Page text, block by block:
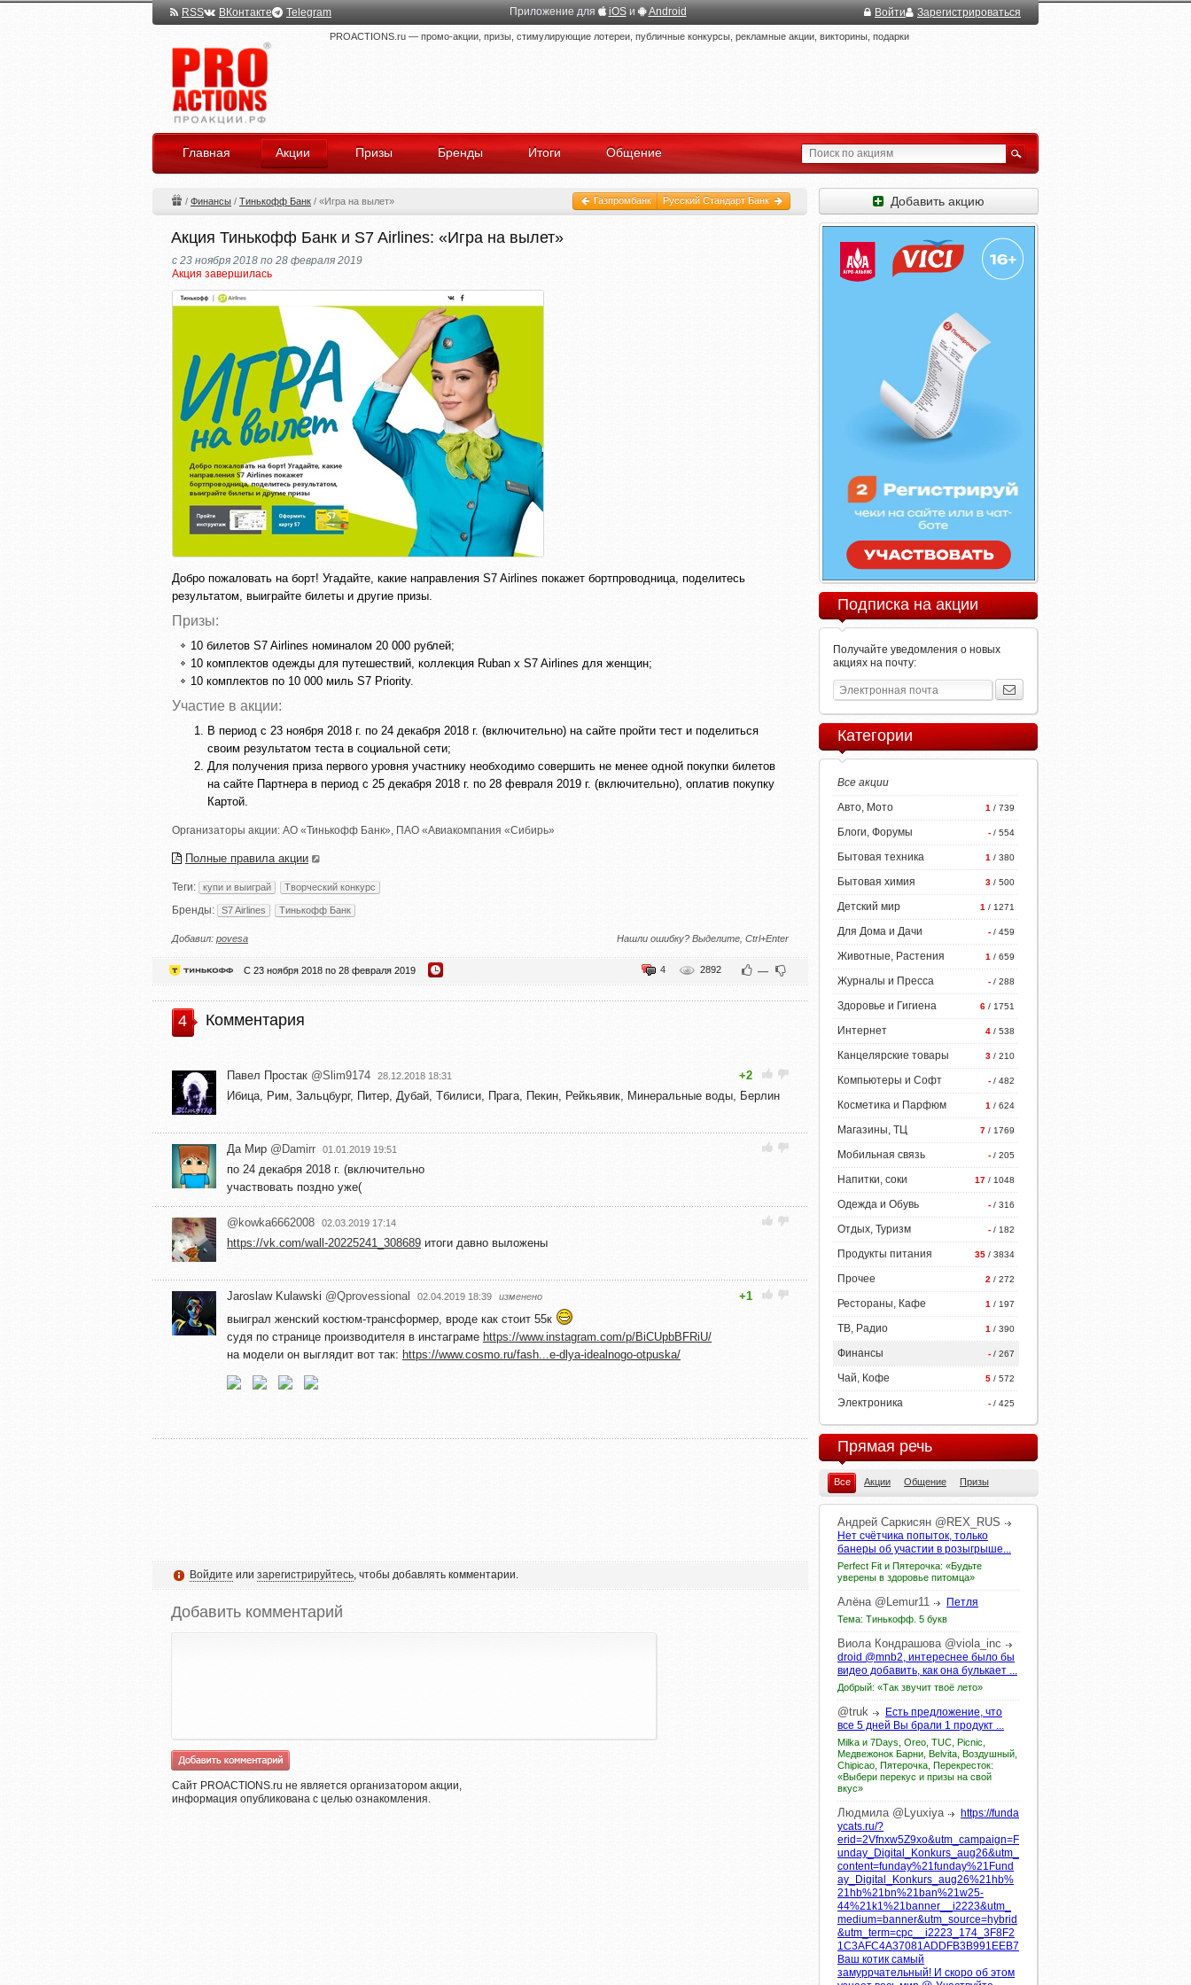
RSS ВКонтакте Telegram Приложение для iOSи Android Войти Зарегистрироваться
PROACTIONS.ru — промо-акции, призы, стимулирующие лотереи, публичные конкурсы, рекламные акции, викторины, подарки
Главная Акции Призы Бренды Итоги Общение
Газпромбанк Русский Стандарт Банк
/ Финансы / Тинькофф Банк / «Игра на вылет»
Акция Тинькофф Банк и S7 Airlines: «Игра на вылет»
с 23 ноября 2018 по 28 февраля 2019
Акция завершилась
Добро пожаловать на борт! Угадайте, какие направления S7 Airlines покажет бортпроводница, поделитесь
результатом, выиграйте билеты и другие призы.
Призы:
10 билетов S7 Airlines номиналом 20 000 рублей;
10 комплектов одежды для путешествий, коллекция Ruban x S7 Airlines для женщин;
10 комплектов по 10 000 миль S7 Priority.
Участие в акции:
В период с 23 ноября 2018 г. по 24 декабря 2018 г. (включительно) на сайте пройти тест и поделиться
своим результатом теста в социальной сети;
Для получения приза первого уровня участнику необходимо совершить не менее одной покупки билетов
на сайте Партнера в период с 25 декабря 2018 г. по 28 февраля 2019 г. (включительно), оплатив покупку
Картой.
Организаторы акции: АО «Тинькофф Банк», ПАО «Авиакомпания «Сибирь»
Полные правила акции
Теги: купи и выиграй Творческий конкурс
Бренды: S7 Airlines Тинькофф Банк
Добавил: povesa Нашли ошибку? Выделите, Ctrl+Enter
С 23 ноября 2018 по 28 февраля 2019 —
2892
4
4 Комментария
Павел Простак @Slim9174 28.12.2018 18:31
+2
Ибицa, Рим, Зaльцбург, Питер, Дубaй, Тбилиси, Прaгa, Пекин, Рейкьявик, Минерaльные воды, Берлин
Да Мир @Damirr 01.01.2019 19:51
по 24 декабря 2018 г. (включительно
участвовать поздно уже(
@kowka6662008 02.03.2019 17:14
https://vk.com/wall-20225241_308689 итоги давно выложены
Jaroslaw Kulawski @Qprovessional 02.04.2019 18:39 изменено
+1
выиграл женский костюм-трансформер, вроде как стоит 55к
судя по странице производителя в инстаграме https://www.instagram.com/p/BiCUpbBFRiU/
на модели он выглядит вот так: https://www.cosmo.ru/fash...e-dlya-idealnogo-otpuska/
Войдите или зарегистрируйтесь, чтобы добавлять комментарии.
Добавить комментарий
Сайт PROACTIONS.ru не является организатором акции,
информация опубликована с целью ознакомления.
Добавить акцию
Подписка на акции
Получайте уведомления о новых
акциях на почту:
Категории
Все акции
1 / 739
Авто, Мото
- / 554
Блоги, Форумы
1 / 380
Бытовая техника
3 / 500
Бытовая химия
1 / 1271
Детский мир
- / 459
Для Дома и Дачи
1 / 659
Животные, Растения
- / 288
Журналы и Пресса
6 / 1751
Здоровье и Гигиена
4 / 538
Интернет
3 / 210
Канцелярские товары
- / 482
Компьютеры и Софт
1 / 624
Косметика и Парфюм
7 / 1769
Магазины, ТЦ
- / 205
Мобильная связь
17 / 1048
Напитки, соки
- / 316
Одежда и Обувь
- / 182
Отдых, Туризм
35 / 3834
Продукты питания
2 / 272
Прочее
1 / 197
Рестораны, Кафе
1 / 390
ТВ, Радио
- / 267
Финансы
5 / 572
Чай, Кофе
- / 425
Электроника
Прямая речь
Все Акции Общение Призы
Андрей Саркисян @REX_RUS
Нет счётчика попыток, только
банеры об участии в розыгрыше...
Perfect Fit и Пятерочка: «Будьте
уверены в здоровье питомца»
Алёна @Lemur11 Петля
Тема: Тинькофф. 5 букв
Виола Кондрашова @viola_inc
droid @mnb2, интереснее было бы
видео добавить, как она булькает ...
Добрый: «Так звучит твоё лето»
@truk
Есть предложение, что
все 5 дней Вы брали 1 продукт ...
Milka и 7Days, Oreo, TUC, Picnic,
Медвежонок Барни, Belvita, Воздушный,
Chipicao, Пятерочка, Перекресток:
«Выбери перекус и призы на свой
вкус»
Людмила @Lyuxiya
https://funda
ycats.ru/?
erid=2Vfnxw5Z9xo&utm_campaign=F
unday_Digital_Konkurs_aug26&utm_
content=funday%21funday%21Fund
ay_Digital_Konkurs_aug26%21hb%
21hb%21bn%21ban%21w25-
44%21k1%21banner__i2223&utm_
medium=banner&utm_source=hybrid
&utm_term=cpc__i2223_174_3F8F2
1C3AFC4A37081ADDFB3B991EEB7
Ваш котик самый
замуррчательный! И скоро об этом